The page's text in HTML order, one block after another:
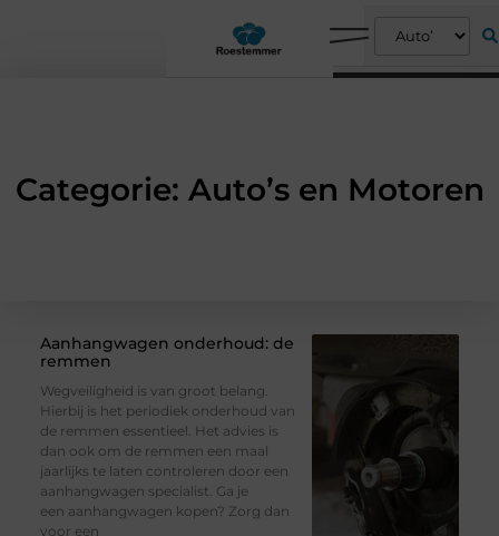
Categorie: Auto’s en Motoren
Aanhangwagen onderhoud: de
remmen
Wegveiligheid is van groot belang.
Hierbij is het periodiek onderhoud van
de remmen essentieel. Het advies is
dan ook om de remmen een maal
jaarlijks te laten controleren door een
aanhangwagen specialist. Ga je
een aanhangwagen kopen? Zorg dan
voor een